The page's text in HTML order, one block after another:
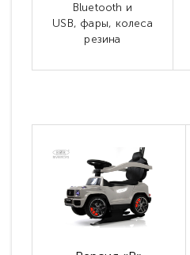
Bluetooth и
USB, фары, колеса
резина